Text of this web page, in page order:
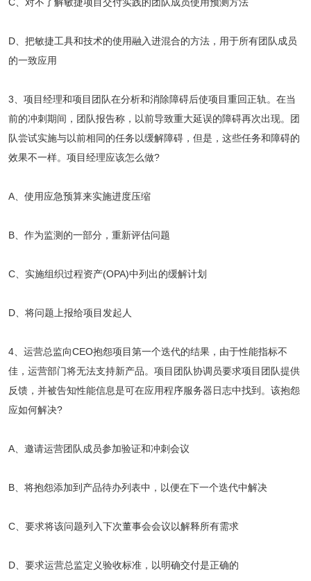
C、对不了解敏捷项目交付实践的团队成员使用预测方法
D、把敏捷工具和技术的使用融入进混合的方法，用于所有团队成员
的一致应用
3、项目经理和项目团队在分析和消除障碍后使项目重回正轨。在当
前的冲刺期间，团队报告称，以前导致重大延误的障碍再次出现。团
队尝试实施与以前相同的任务以缓解障碍，但是，这些任务和障碍的
效果不一样。项目经理应该怎么做?
A、使用应急预算来实施进度压缩
B、作为监测的一部分，重新评估问题
C、实施组织过程资产(OPA)中列出的缓解计划
D、将问题上报给项目发起人
4、运营总监向CEO抱怨项目第一个迭代的结果，由于性能指标不
佳，运营部门将无法支持新产品。项目团队协调员要求项目团队提供
反馈，并被告知性能信息是可在应用程序服务器日志中找到。该抱怨
应如何解决?
A、邀请运营团队成员参加验证和冲刺会议
B、将抱怨添加到产品待办列表中，以便在下一个迭代中解决
C、要求将该问题列入下次董事会会议以解释所有需求
D、要求运营总监定义验收标准，以明确交付是正确的